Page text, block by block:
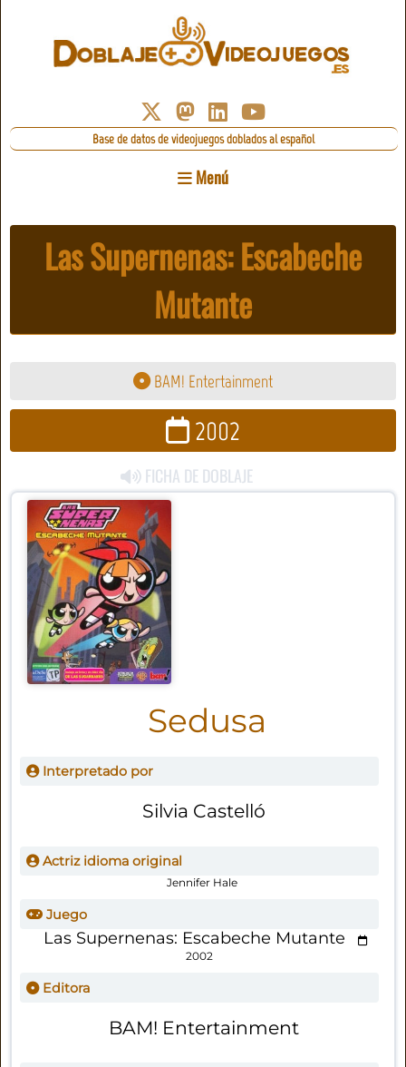
Base de datos de videojuegos doblados al español
Menú
Las Supernenas: Escabeche
Mutante
BAM! Entertainment
2002
FICHA DE DOBLAJE
Sedusa
Interpretado por
Silvia Castelló
Actriz idioma original
Jennifer Hale
Juego
Las Supernenas: Escabeche Mutante
2002
Editora
BAM! Entertainment